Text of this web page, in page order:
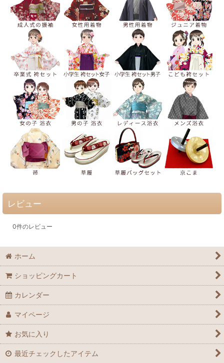
レビュー
0件のレビュー
ホーム
ショッピングカート
カレンダー
マイページ
お気に入り
最近チェックしたアイテム